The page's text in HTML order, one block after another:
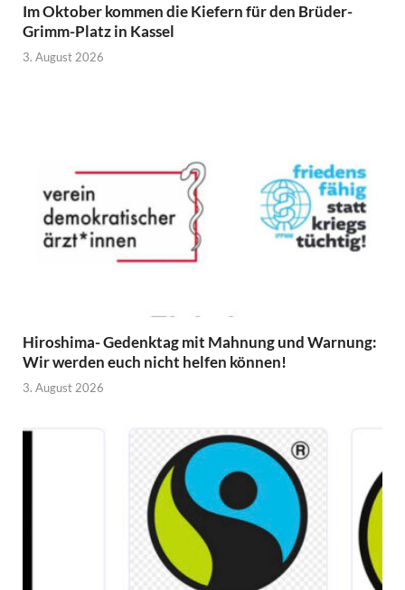
Im Oktober kommen die Kiefern für den Brüder-
Grimm-Platz in Kassel
3. August 2026
Hiroshima- Gedenktag mit Mahnung und Warnung:
Wir werden euch nicht helfen können!
3. August 2026